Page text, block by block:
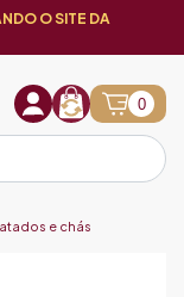
O SITE DA
0
e chás